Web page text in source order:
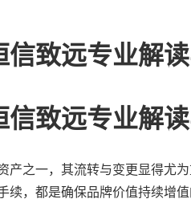
致远专业解
致远专业解
之一，其流转与变更显得尤
续，都是确保品牌价值持续增